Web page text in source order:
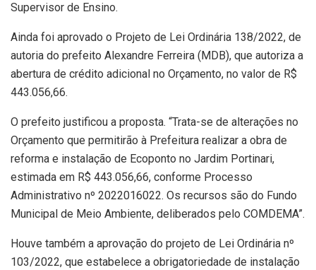
Supervisor de Ensino.
Ainda foi aprovado o Projeto de Lei Ordinária 138/2022, de
autoria do prefeito Alexandre Ferreira (MDB), que autoriza a
abertura de crédito adicional no Orçamento, no valor de R$
443.056,66.
O prefeito justificou a proposta. “Trata-se de alterações no
Orçamento que permitirão à Prefeitura realizar a obra de
reforma e instalação de Ecoponto no Jardim Portinari,
estimada em R$ 443.056,66, conforme Processo
Administrativo nº 2022016022. Os recursos são do Fundo
Municipal de Meio Ambiente, deliberados pelo COMDEMA”.
Houve também a aprovação do projeto de Lei Ordinária nº
103/2022, que estabelece a obrigatoriedade de instalação